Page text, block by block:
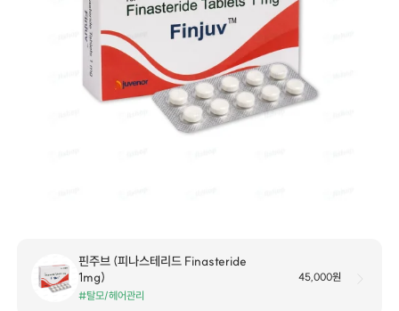
핀주브 (피나스테리드 Finasteride
1mg)
#탈모/헤어관리
45,000원